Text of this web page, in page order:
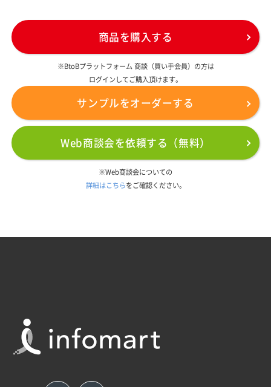
商品を購入する
※BtoBプラットフォーム 商談（買い手会員）の方は
ログインしてご購入頂けます。
サンプルをオーダーする
Web商談会を依頼する（無料）
※Web商談会についての
詳細はこちらをご確認ください。